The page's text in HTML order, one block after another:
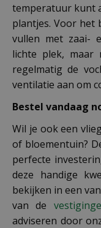
temperatuur kunt
plantjes. Voor het
vullen met zaai-
lichte plek, maar
regelmatig de
ventilatie aan om
Bestel vandaag
Wil je ook een
of bloementuin?
perfecte
deze handige
bekijken in een
van de
adviseren door